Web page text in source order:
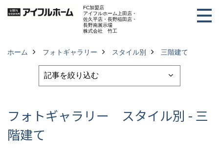
FC加盟店
アイフルホーム上田店・
佐久平店・長野稲田店・
長野南展示場
株式会社 竹工
ホーム フォトギャラリー スタイル別 三階建て
フォトギャラリー スタイル別 - 三
階建て